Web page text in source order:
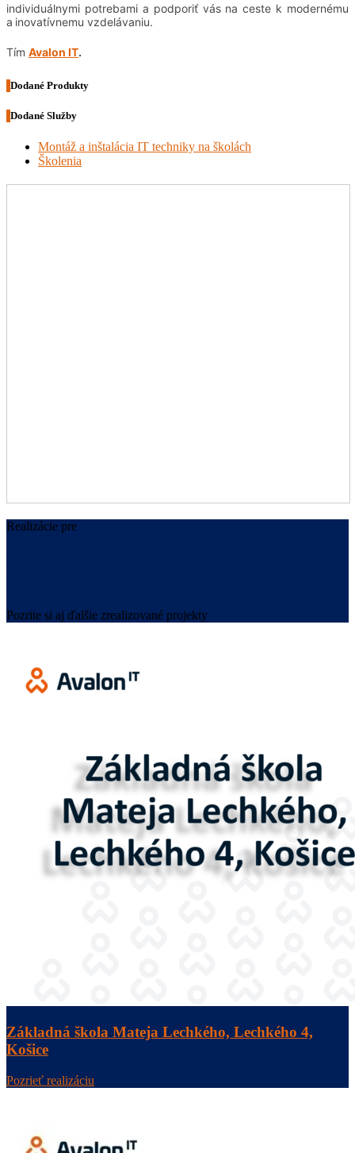
individuálnymi potrebami a podporiť vás na ceste k modernému
a inovatívnemu vzdelávaniu.
Tím Avalon IT.
Dodané Produkty
Dodané Služby
Montáž a inštalácia IT techniky na školách
Školenia
Realizácie pre
Pozrite si aj ďalšie zrealizované projekty
Základná škola Mateja Lechkého, Lechkého 4,
Košice
Pozrieť realizáciu